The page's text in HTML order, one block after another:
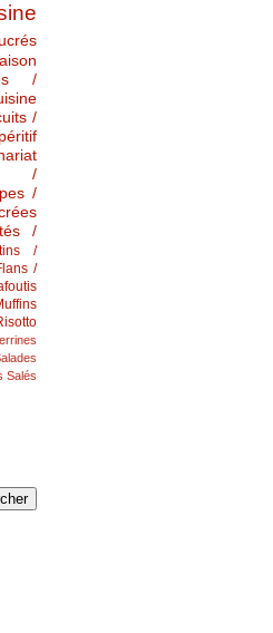
/
/
/
/
/
/
/
Salés